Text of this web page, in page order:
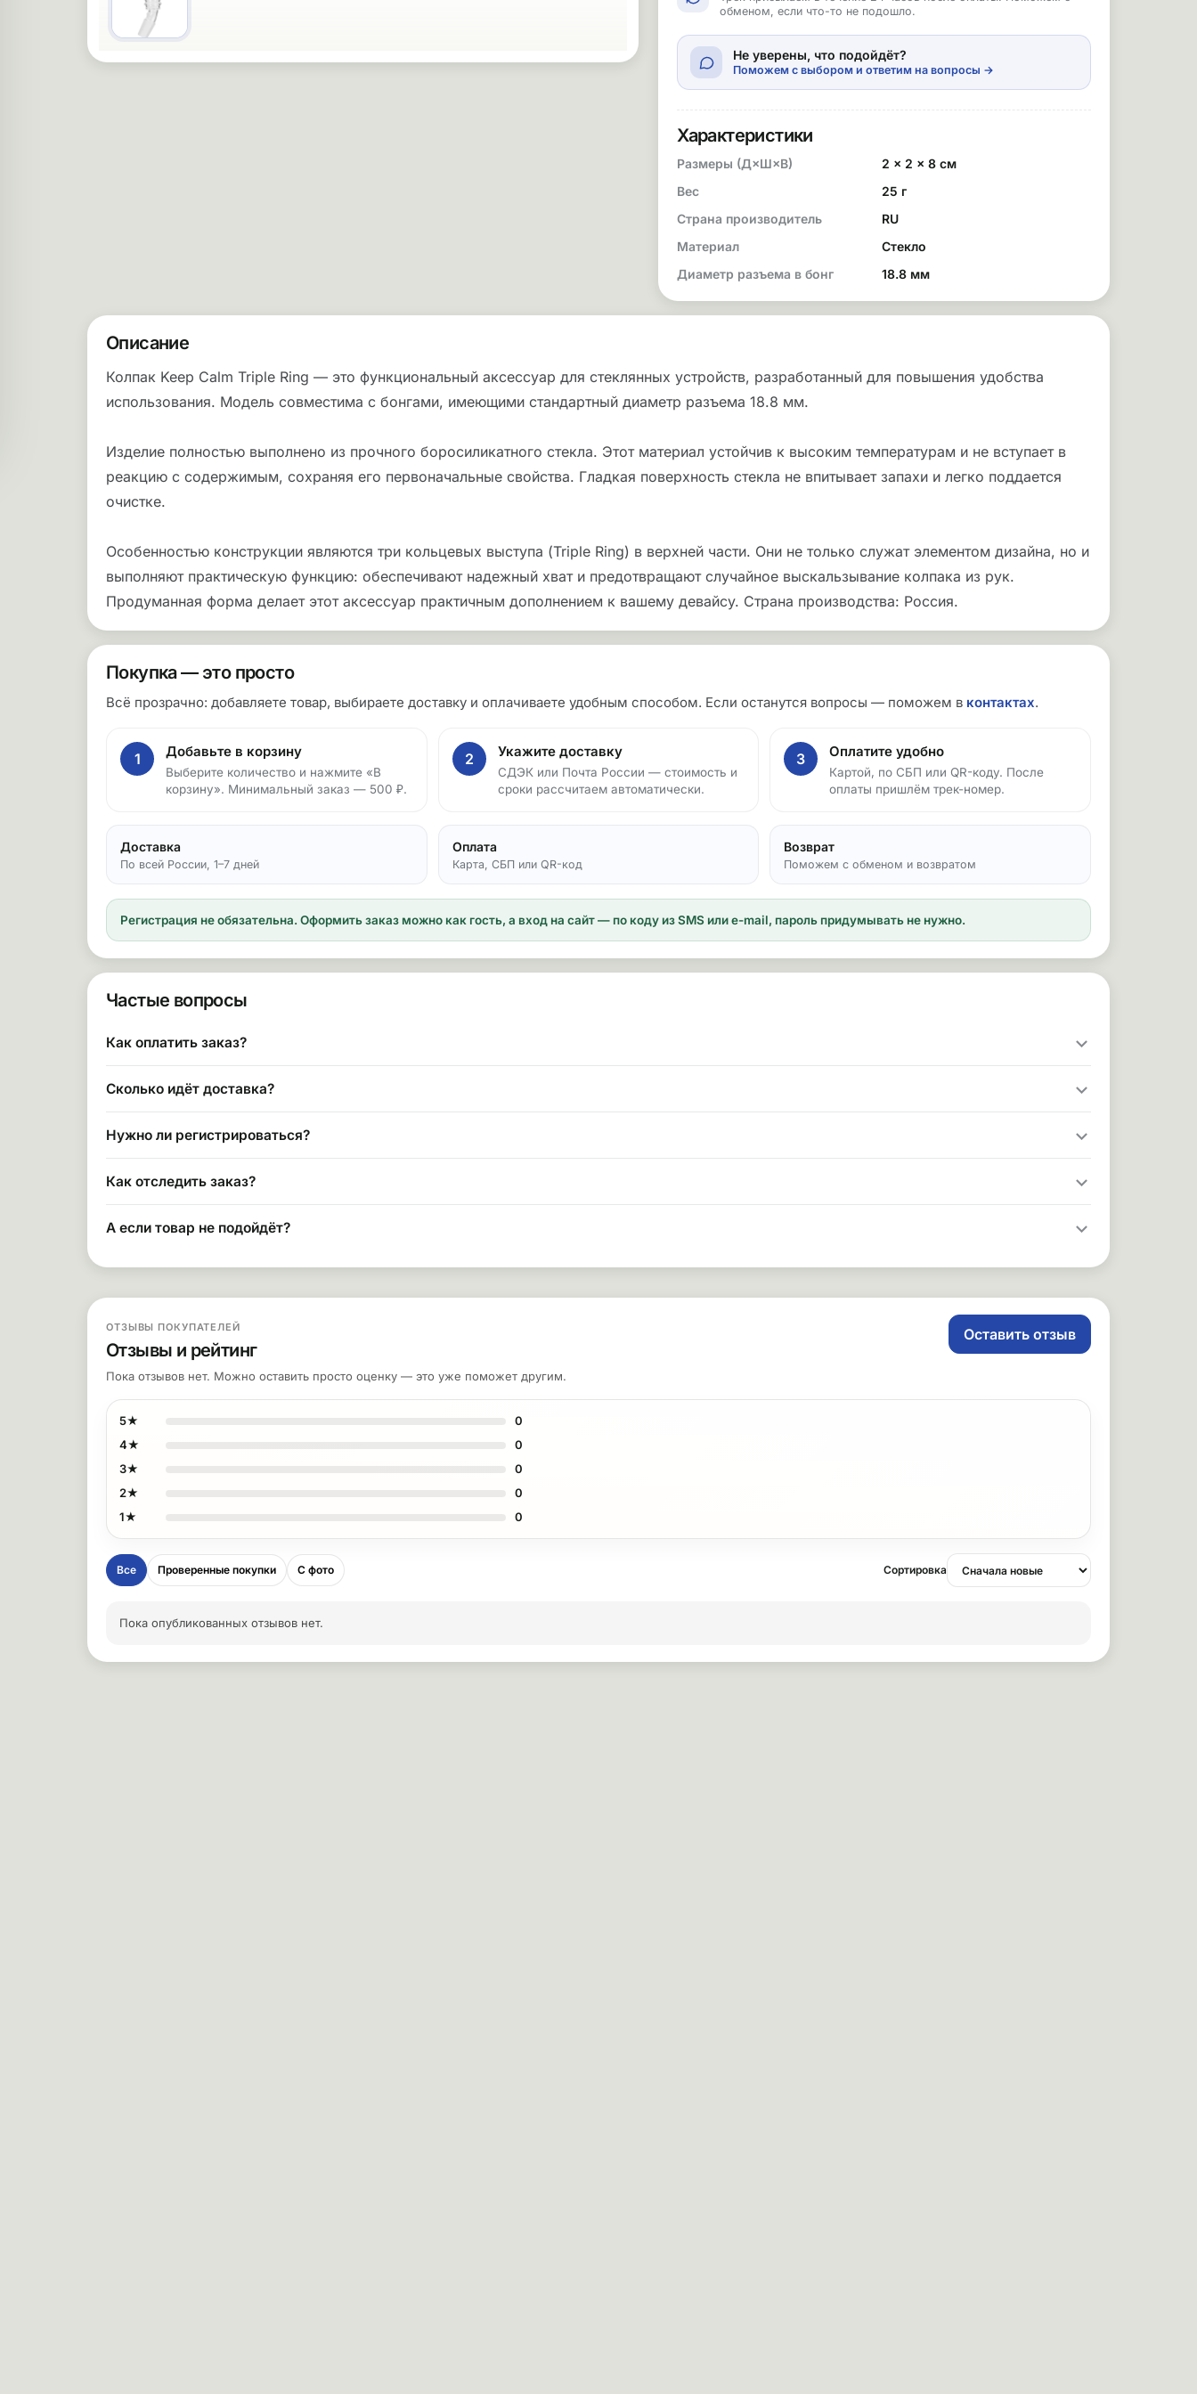
обменом, если что-то не подошло.
Не уверены, что подойдёт?
Поможем с выбором и ответим на вопросы →
Характеристики
Размеры (Д×Ш×В)
2 × 2 × 8 см
Вес
25 г
Страна производитель
RU
Материал
Стекло
Диаметр разъема в бонг
18.8 мм
Описание
Колпак Keep Calm Triple Ring — это функциональный аксессуар для стеклянных устройств, разработанный для повышения удобства
использования. Модель совместима с бонгами, имеющими стандартный диаметр разъема 18.8 мм.
Изделие полностью выполнено из прочного боросиликатного стекла. Этот материал устойчив к высоким температурам и не вступает в
реакцию с содержимым, сохраняя его первоначальные свойства. Гладкая поверхность стекла не впитывает запахи и легко поддается
очистке.
Особенностью конструкции являются три кольцевых выступа (Triple Ring) в верхней части. Они не только служат элементом дизайна, но и
выполняют практическую функцию: обеспечивают надежный хват и предотвращают случайное выскальзывание колпака из рук.
Продуманная форма делает этот аксессуар практичным дополнением к вашему девайсу. Страна производства: Россия.
Покупка — это просто
Всё прозрачно: добавляете товар, выбираете доставку и оплачиваете удобным способом. Если останутся вопросы — поможем в контактах.
1 Добавьте в корзину
Выберите количество и нажмите «В
корзину». Минимальный заказ — 500 ₽.
2 Укажите доставку
СДЭК или Почта России — стоимость и
сроки рассчитаем автоматически.
3 Оплатите удобно
Картой, по СБП или QR-коду. После
оплаты пришлём трек-номер.
Доставка
По всей России, 1–7 дней
Оплата
Карта, СБП или QR-код
Возврат
Поможем с обменом и возвратом
Регистрация не обязательна. Оформить заказ можно как гость, а вход на сайт — по коду из SMS или e-mail, пароль придумывать не нужно.
Частые вопросы
Как оплатить заказ?
Сколько идёт доставка?
Нужно ли регистрироваться?
Как отследить заказ?
А если товар не подойдёт?
ОТЗЫВЫ ПОКУПАТЕЛЕЙ
Отзывы и рейтинг
Пока отзывов нет. Можно оставить просто оценку — это уже поможет другим.
Оставить отзыв
5★
0
4★
0
3★
0
2★
0
1★
0
Все Проверенные покупки С фото Сортировка
Пока опубликованных отзывов нет.